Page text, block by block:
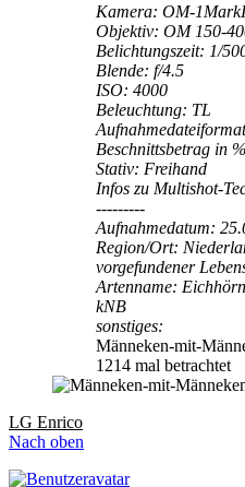
Kamera: OM-
Objektiv: OM 150-
Belichtungszeit: 1/
Blende: f/4.5
ISO: 4000
Beleuchtung: TL
Beschnittsbetrag in
Stativ: Freihand
Infos zu Multishot-
---------
Aufnahmedatum:
Region/Ort:
vorgefundener
Artenname:
kNB
sonstiges:
Männeken-mit-
1214 mal betrachtet
LG Enrico
Nach oben